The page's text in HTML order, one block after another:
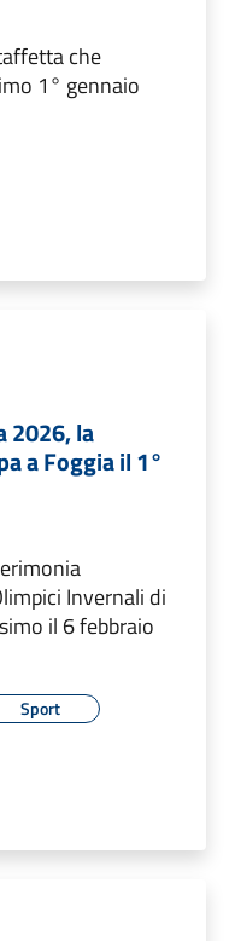
che
1° gennaio
2026, la
a Foggia il 1°
Invernali di
il 6 febbraio
Sport